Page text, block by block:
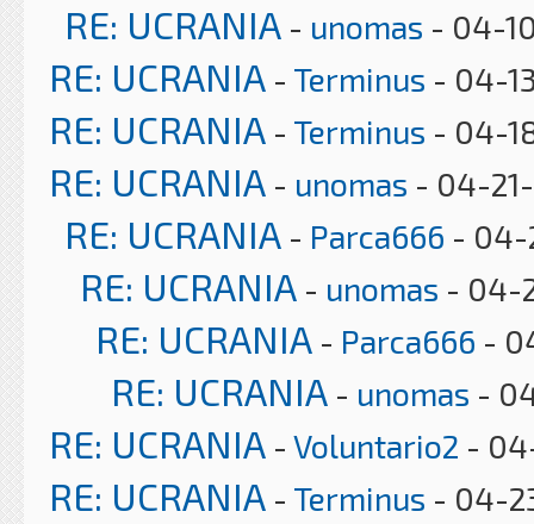
RE: UCRANIA - unomas - 04-
RE: UCRANIA - Terminus - 04-
RE: UCRANIA - Terminus - 04-
RE: UCRANIA - unomas - 04-
RE: UCRANIA - Parca666 - 04-
RE: UCRANIA - unomas - 04-
RE: UCRANIA - Parca666 -
RE: UCRANIA - unomas -
RE: UCRANIA - Voluntario2 -
RE: UCRANIA - Terminus - 04-